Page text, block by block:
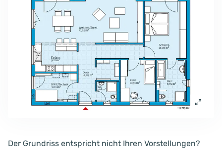
Der Grundriss entspricht nicht Ihren Vorstellungen?